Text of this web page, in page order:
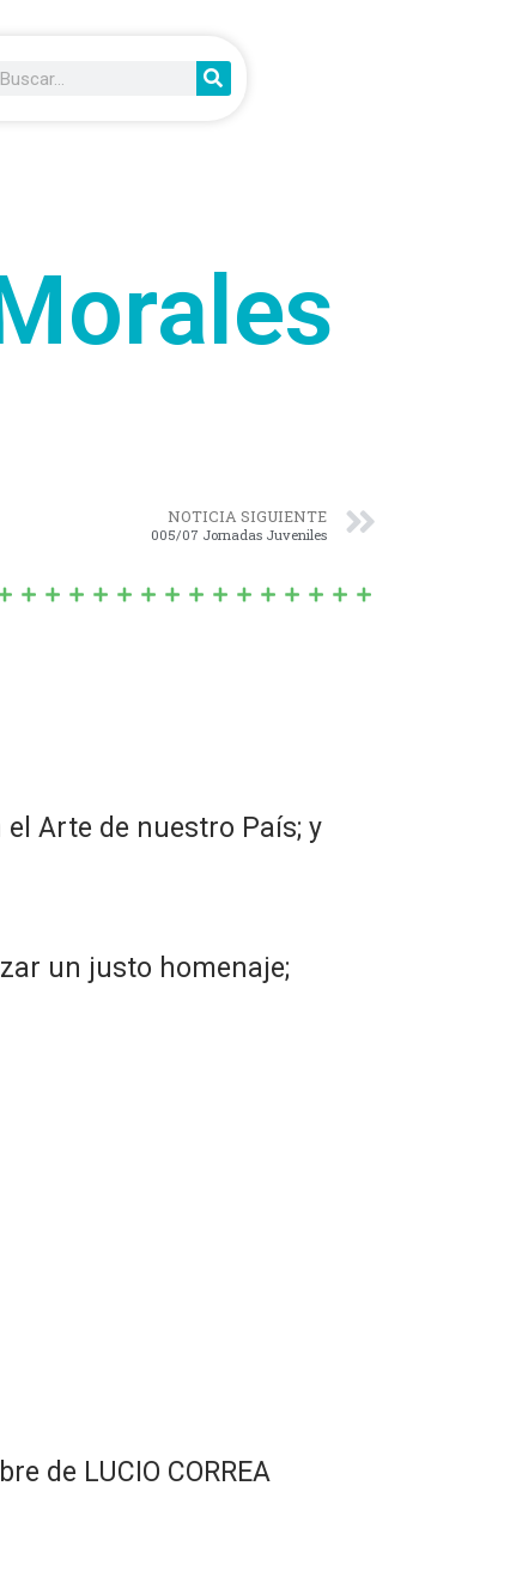
NOTICIA SIGUIENTE
005/07 Jornadas Juveniles
Arte de nuestro País; y
un justo homenaje;
de LUCIO CORREA